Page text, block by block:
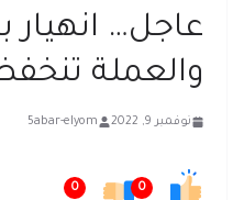
عاجل… انهيار
والعملة تنخفض
نوفمبر 9, 2022 5abar-elyom
0
0